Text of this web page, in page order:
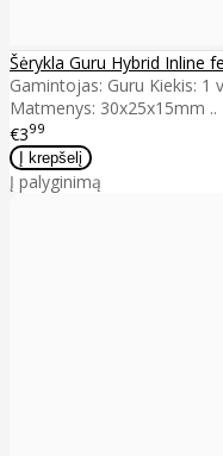
Šėrykla Guru Hybrid Inline
Gamintojas: Guru Kiekis: 1
Matmenys: 30x25x15mm ..
€399
Į palyginimą